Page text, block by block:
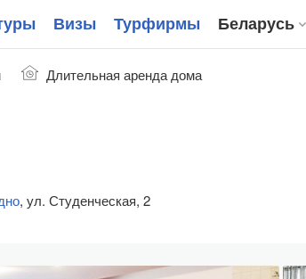
Длительная аренда дома
Визы Турфирмы Беларусь
, ул. Студенческая, 2